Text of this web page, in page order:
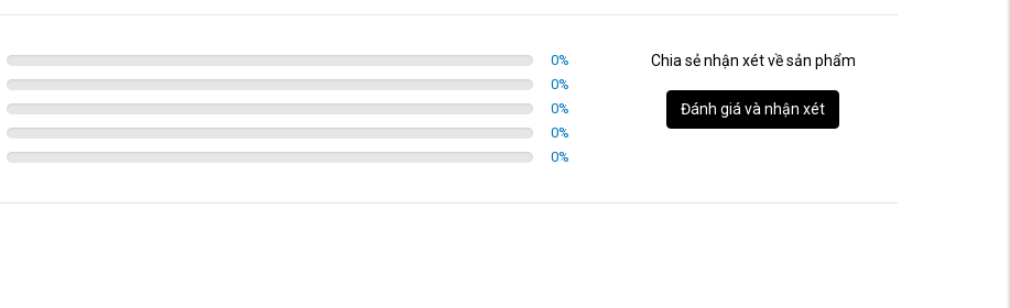
0%
0%
0%
0%
0%
Chia sẻ nhận xét về sản phẩm
Đánh giá và nhận xét